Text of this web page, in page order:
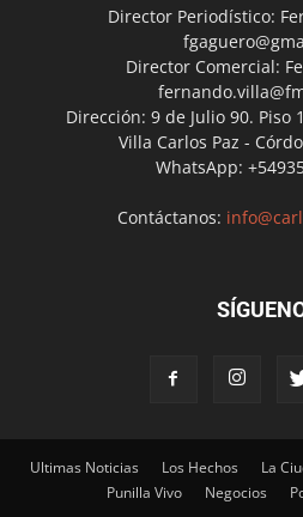
Director Periodístico:
Director Comercial:
Dirección: 9 de Julio 90. Piso
Villa Carlos Paz -
WhatsApp:
Contáctanos:
Ultimas Noticias Los Hechos La
Punilla Vivo
Negocios